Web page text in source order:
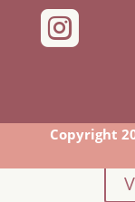

Copyright